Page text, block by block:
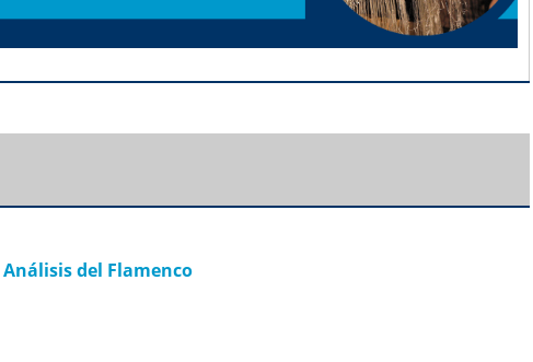
del Flamenco